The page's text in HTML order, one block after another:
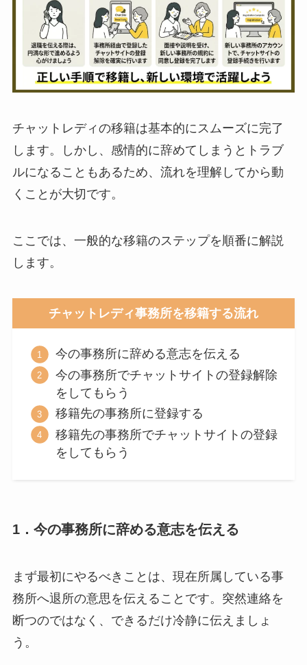
チャットレディの移籍は基本的にスムーズに完了
します。しかし、感情的に辞めてしまうとトラブ
ルになることもあるため、流れを理解してから動
くことが大切です。
ここでは、一般的な移籍のステップを順番に解説
します。
チャットレディ事務所を移籍する流れ
今の事務所に辞める意志を伝える
今の事務所でチャットサイトの登録解除
をしてもらう
移籍先の事務所に登録する
移籍先の事務所でチャットサイトの登録
をしてもらう
1．今の事務所に辞める意志を伝える
まず最初にやるべきことは、現在所属している事
務所へ退所の意思を伝えることです。突然連絡を
断つのではなく、できるだけ冷静に伝えましょ
う。